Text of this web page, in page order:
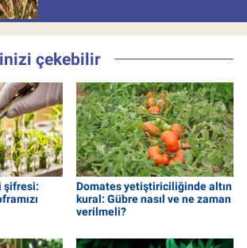
çekebilir
şifresi:
Domates yetiştiriciliğinde altın
kural: Gübre nasıl ve ne zaman
verilmeli?